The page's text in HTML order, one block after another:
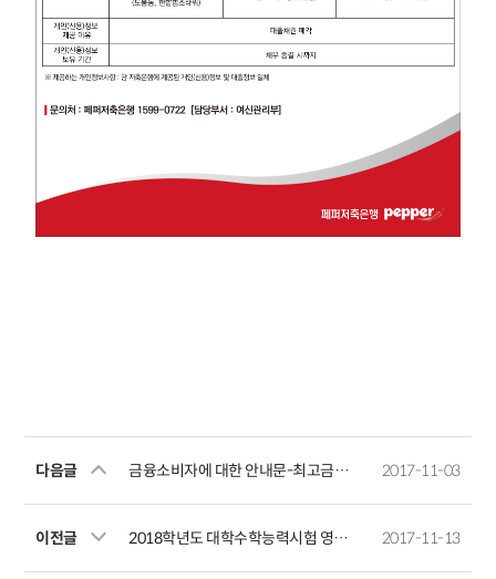
다음글 금융소비자에 대한 안내문-최고금리인하안내 2017-11-03
이전글 2018학년도 대학수학능력시험 영업시간 변경 안내 2017-11-13